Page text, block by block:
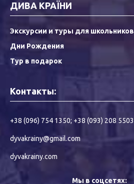
ДИВА КРАЇНИ
Экскурсии и туры для школьников
Дни Рождения
Тур в подарок
Контакты:
+38 (096) 754 1350; +38 (093) 208 5503
dyvakrainy@gmail.com
dyvakrainy.com
Мы в соцсетях: